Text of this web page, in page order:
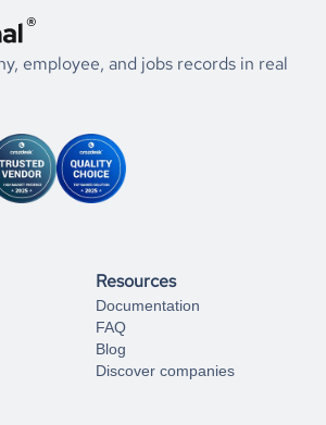
Coresignal's
their leadership. By diving deep into
to know the
Greece
Photography
to achieve your preferred results,
employee, and jobs records in real
Resources
Documentation
FAQ
Blog
Discover companies